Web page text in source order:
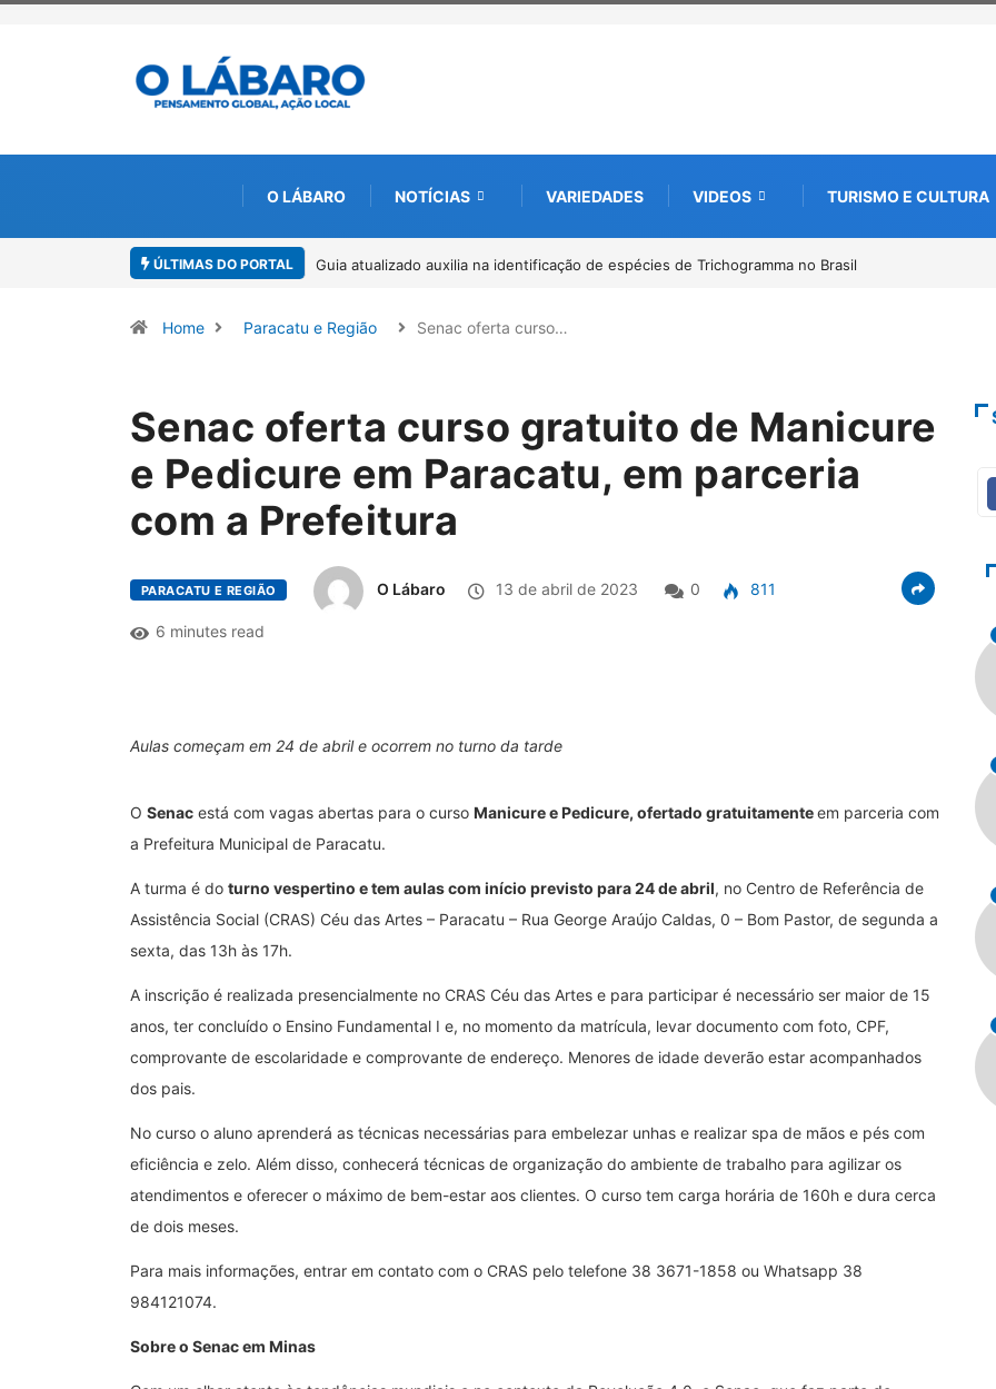
O LÁBARO NOTÍCIAS VARIEDADES VIDEOS TURISMO E CULTURA
ÚLTIMAS DO PORTAL
na identificação de espécies de Trichogramma no BrasilKinross inicia rastreamento digital de 10 mil mudas usadas na recuperação
Home Paracatu e Região Senac oferta curso…
Senac oferta curso gratuito de Manicure
e Pedicure em Paracatu, em parceria
com a Prefeitura
PARACATU E REGIÃO O Lábaro 13 de abril de 2023 0 811
6 minutes read
Aulas começam em 24 de abril e ocorrem no turno da tarde
O Senac está com vagas abertas para o curso Manicure e Pedicure, ofertado gratuitamenteem parceria com
a Prefeitura Municipal de Paracatu.
A turma é do turno vespertino e tem aulas com início previsto para 24 de abril, no Centro de Referência de
Assistência Social (CRAS) Céu das Artes – Paracatu – Rua George Araújo Caldas, 0 – Bom Pastor, de segunda a
sexta, das 13h às 17h.
A inscrição é realizada presencialmente no CRAS Céu das Artes e para participar é necessário ser maior de 15
anos, ter concluído o Ensino Fundamental I e, no momento da matrícula, levar documento com foto, CPF,
comprovante de escolaridade e comprovante de endereço. Menores de idade deverão estar acompanhados
dos pais.
No curso o aluno aprenderá as técnicas necessárias para embelezar unhas e realizar spa de mãos e pés com
eficiência e zelo. Além disso, conhecerá técnicas de organização do ambiente de trabalho para agilizar os
atendimentos e oferecer o máximo de bem-estar aos clientes. O curso tem carga horária de 160h e dura cerca
de dois meses.
Para mais informações, entrar em contato com o CRAS pelo telefone 38 3671-1858 ou Whatsapp 38
984121074.
Sobre o Senac em Minas